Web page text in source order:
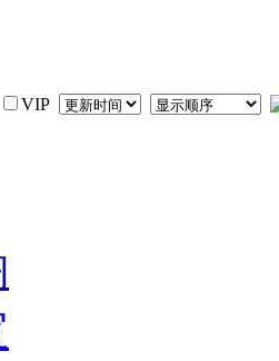
VIP